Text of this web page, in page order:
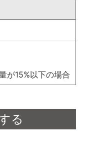
が15%以下の場合
る